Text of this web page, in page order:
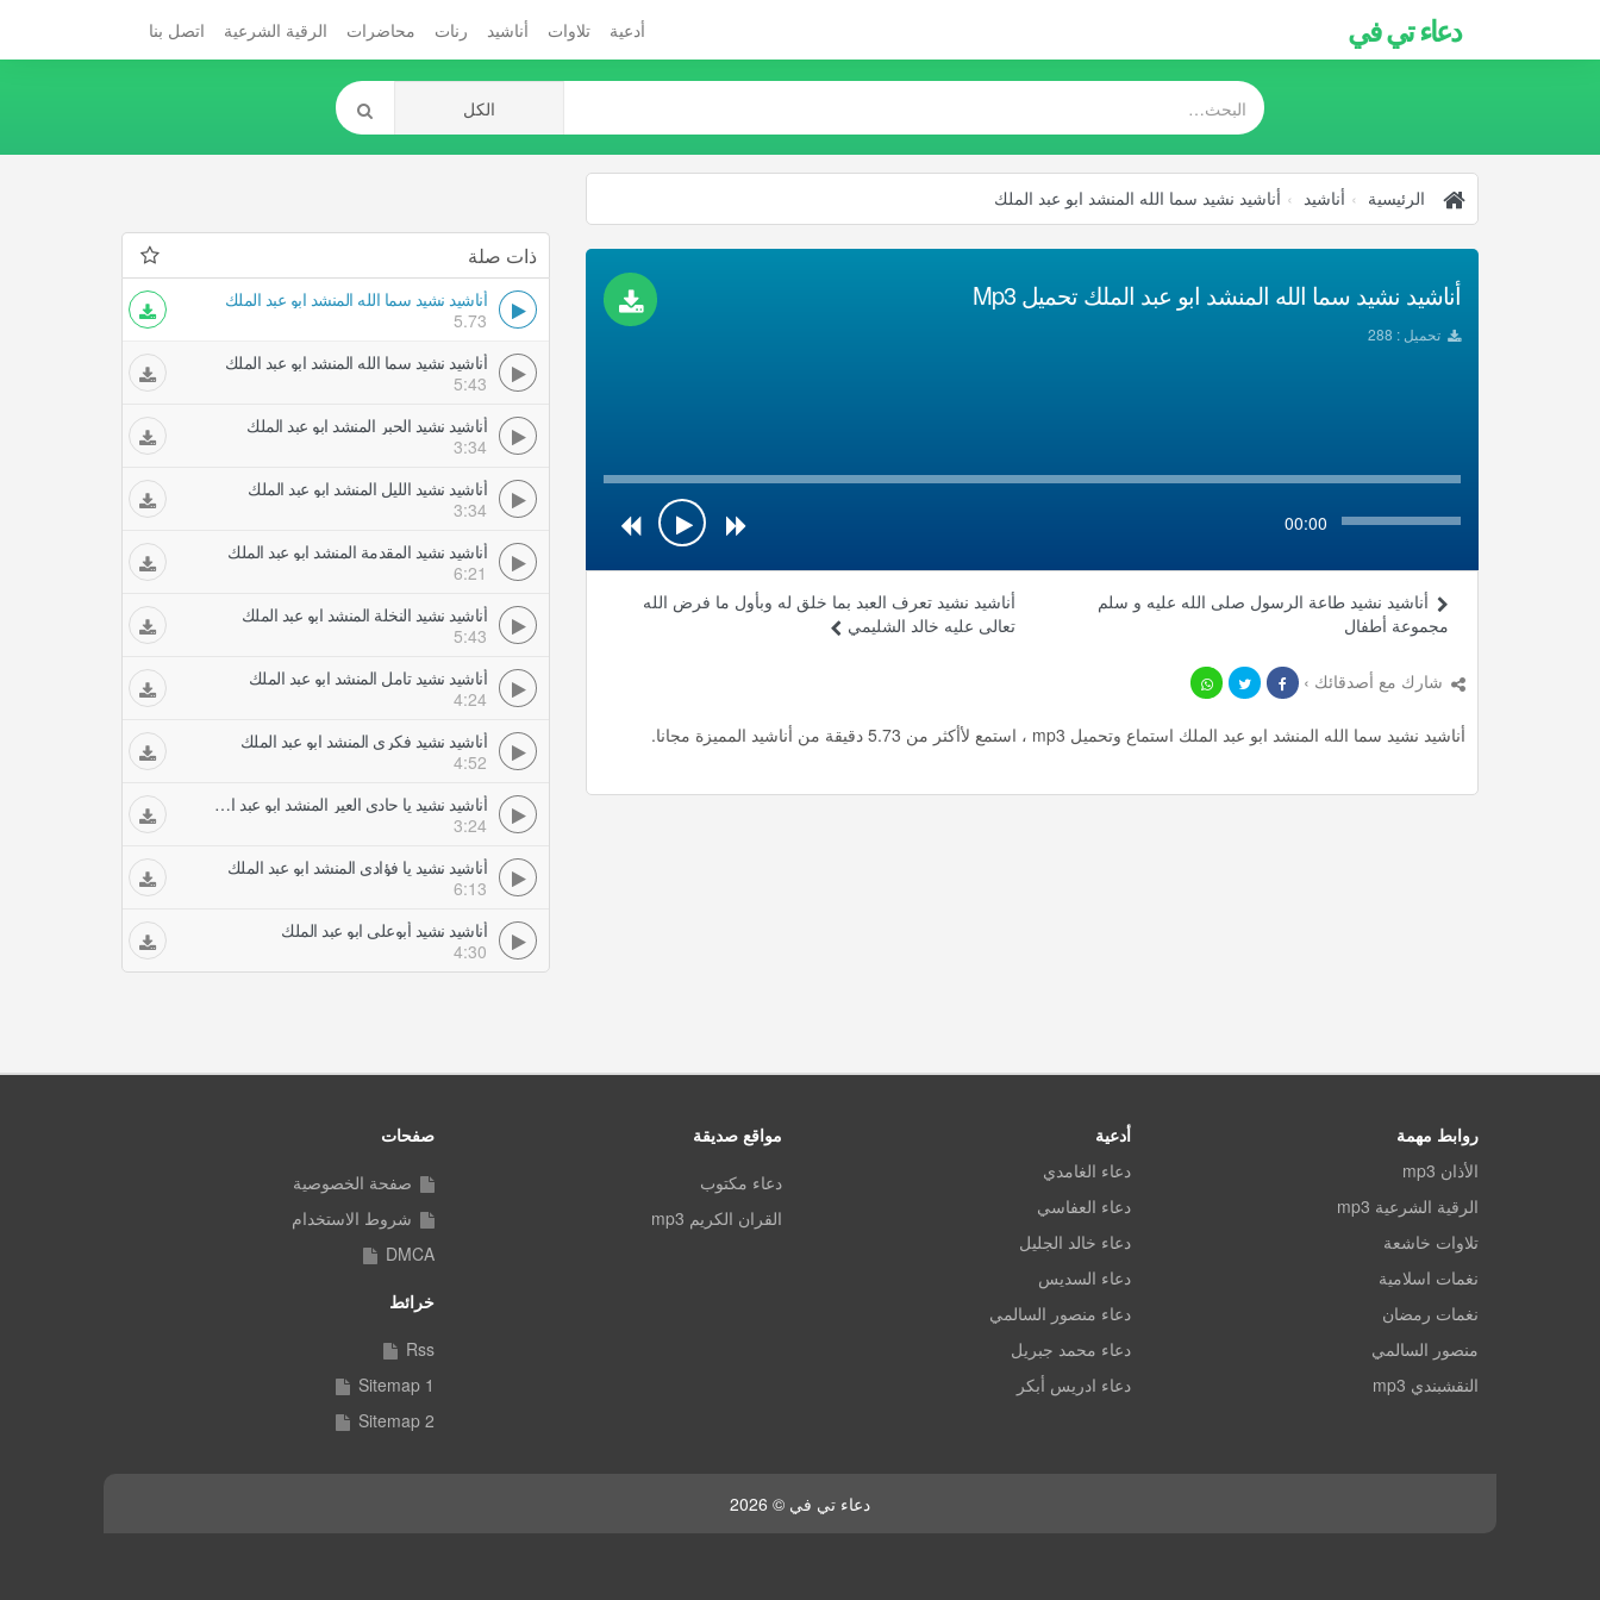
دعاء تي في أدعية تلاوات أناشيد رنات محاضرات الرقية الشرعية اتصل بنا
الرئيسية أناشيد أناشيد نشيد سما الله المنشد ابو عبد الملك
أناشيد نشيد سما الله المنشد ابو عبد الملك تحميل Mp3
تحميل : 288
00:00
أناشيد نشيد تعرف العبد بما خلق له وبأول ما فرض الله
تعالى عليه خالد الشليمي
أناشيد نشيد طاعة الرسول صلى الله عليه و سلم
مجموعة أطفال
شارك مع أصدقائك ›
أناشيد نشيد سما الله المنشد ابو عبد الملك استماع وتحميل mp3 ، استمع لأأكثر من 5.73 دقيقة من أناشيد المميزة مجانا.
ذات صلة
أناشيد نشيد سما الله المنشد ابو عبد الملك
5.73
أناشيد نشيد سما الله المنشد ابو عبد الملك
5:43
أناشيد نشيد الحبر المنشد ابو عبد الملك
3:34
أناشيد نشيد الليل المنشد ابو عبد الملك
3:34
أناشيد نشيد المقدمة المنشد ابو عبد الملك
6:21
أناشيد نشيد النخلة المنشد ابو عبد الملك
5:43
أناشيد نشيد تامل المنشد ابو عبد الملك
4:24
أناشيد نشيد فكري المنشد ابو عبد الملك
4:52
أناشيد نشيد يا حادي العير المنشد ابو عبد الملك
3:24
أناشيد نشيد يا فؤادي المنشد ابو عبد الملك
6:13
أناشيد نشيد أبوعلي ابو عبد الملك
4:30
روابط مهمة
الأذان mp3
الرقية الشرعية mp3
تلاوات خاشعة
نغمات اسلامية
نغمات رمضان
منصور السالمي
النقشبندي mp3
أدعية
دعاء الغامدي
دعاء العفاسي
دعاء خالد الجليل
دعاء السديس
دعاء منصور السالمي
دعاء محمد جبريل
دعاء ادريس أبكر
مواقع صديقة
دعاء مكتوب
القران الكريم mp3
صفحات
صفحة الخصوصية
شروط الاستخدام
DMCA
خرائط
Rss
Sitemap 1
Sitemap 2
دعاء تي في © 2026